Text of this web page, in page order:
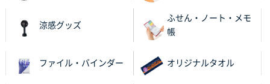
富山県O社様
uni ジェットストリーム 07
100枚
安い、早い
涼感グッズ
ふせん・ノート・メモ
帳
ファイル・バインダー オリジナルタオル